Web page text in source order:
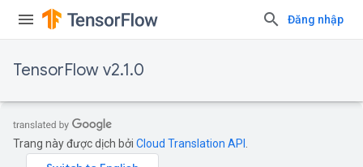
Đăng nhập
TensorFlow v2.1.0
Trang này được dịch bởi Cloud Translation API